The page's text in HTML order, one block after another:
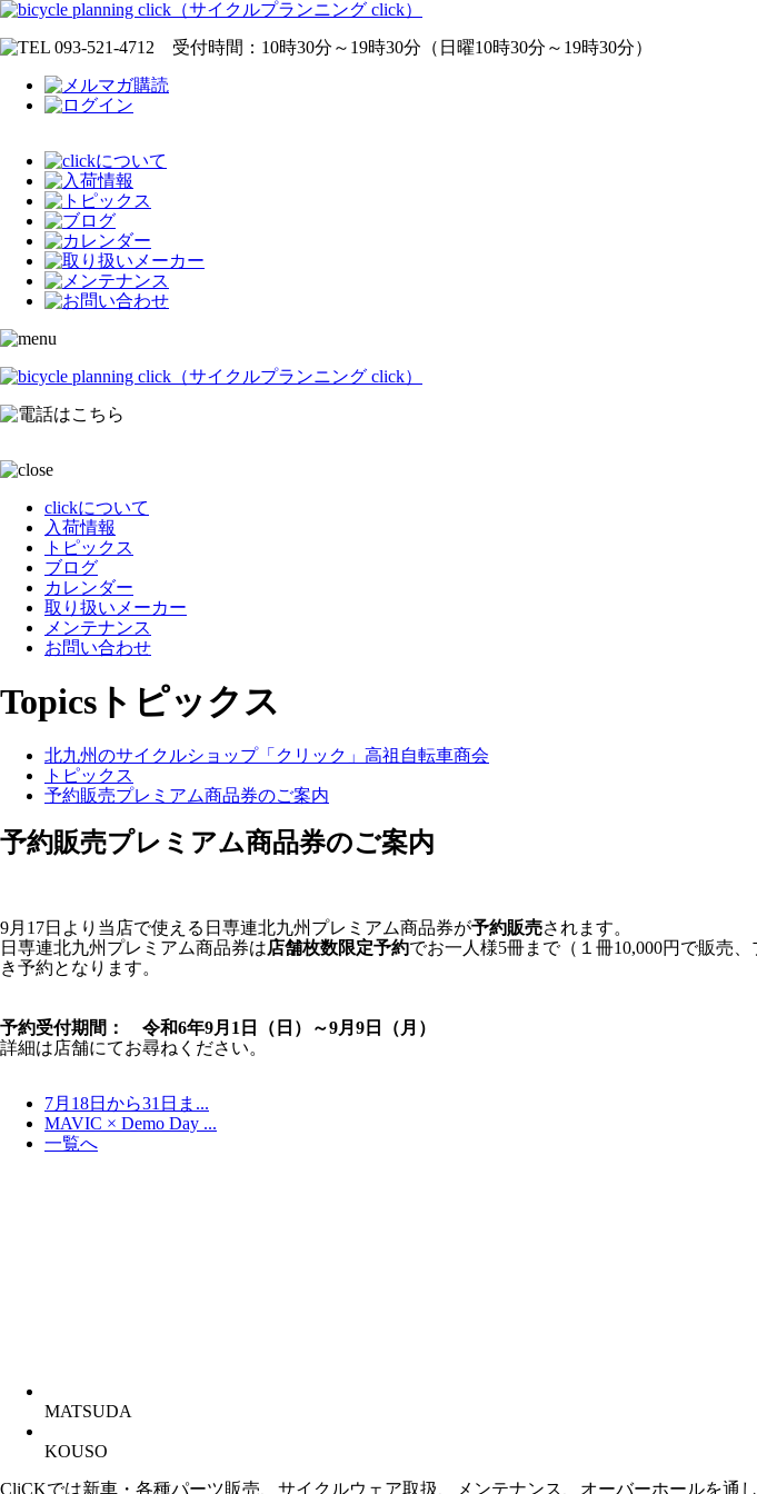
clickについて
入荷情報
トピックス
ブログ
カレンダー
取り扱いメーカー
メンテナンス
お問い合わせ
Topics トピックス
北九州のサイクルショップ「クリック」高祖自転車商会
トピックス
予約販売プレミアム商品券のご案内
予約販売プレミアム商品券のご案内
9月17日より当店で使える日専連北九州プレミアム商品券が予約販売されます。
日専連北九州プレミアム商品券は店舗枚数限定予約でお一人様5冊まで（１冊10,000円で販売
き予約となります。
予約受付期間： 令和6年9月1日（日）～9月9日（月）
詳細は店舗にてお尋ねください。
7月18日から31日ま...
MAVIC × Demo Day ...
一覧へ
MATSUDA
KOUSO
CliCKでは新車・各種パーツ販売、サイクルウェア取扱、メンテナンス、オーバーホールを通